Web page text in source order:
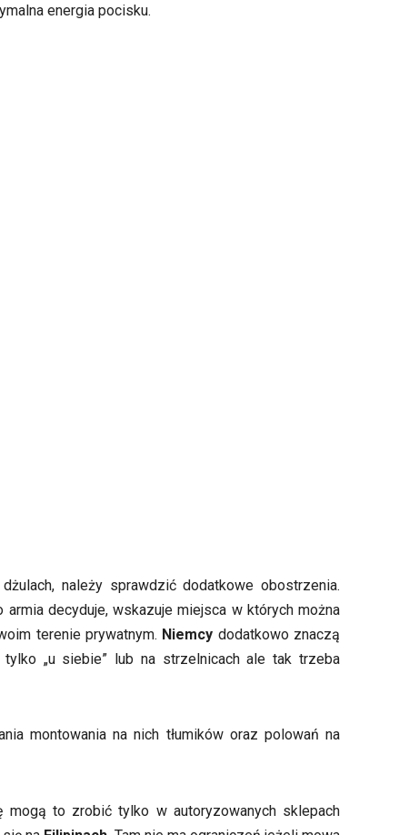
energia pocisku.
należy sprawdzić dodatkowe obostrzenia.
decyduje, wskazuje miejsca w których można
terenie prywatnym. Niemcy dodatkowo znaczą
„u siebie” lub na strzelnicach ale tak trzeba
montowania na nich tłumików oraz polowań na
to zrobić tylko w autoryzowanych sklepach